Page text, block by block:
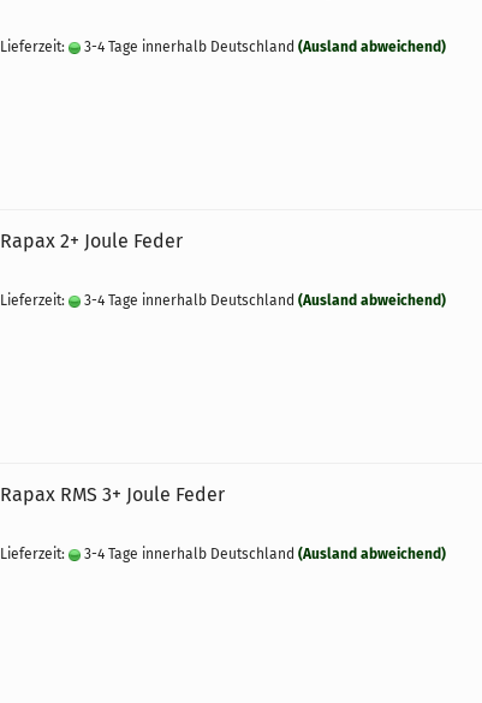
Lieferzeit: 3-4 Tage innerhalb Deutschland (Ausland abweichend)
Rapax 2+ Joule Feder
Lieferzeit: 3-4 Tage innerhalb Deutschland (Ausland abweichend)
Rapax RMS 3+ Joule Feder
Lieferzeit: 3-4 Tage innerhalb Deutschland (Ausland abweichend)